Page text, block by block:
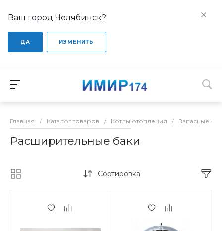
Ваш город Челябинск?
ДА ИЗМЕНИТЬ
Главная / Каталог товаров / Котлы отопления / Запасные
Расширительные баки
Сортировка